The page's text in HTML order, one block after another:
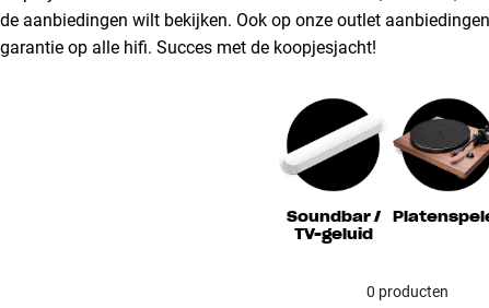
de aanbiedingen wilt bekijken. Ook op onze outlet
garantie op alle hifi. Succes met de koopjesjacht!
Soundbar /
TV-geluid
0 producten